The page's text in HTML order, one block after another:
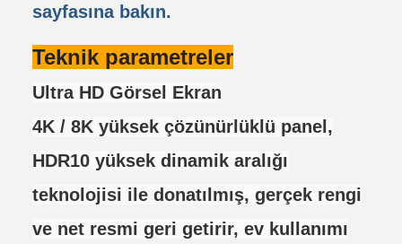
sayfasına bakın.
Teknik parametreler
Ultra HD Görsel Ekran
4K / 8K yüksek çözünürlüklü panel,
HDR10 yüksek dinamik aralığı
teknolojisi ile donatılmış, gerçek rengi
ve net resmi geri getirir, ev kullanımı